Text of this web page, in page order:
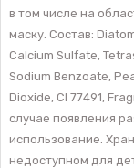
в том числе на
маску. Состав:
Calcium Sulfate,
Sodium Benzoate,
Dioxide, CI 77491,
случае появления
использование.
недоступном для